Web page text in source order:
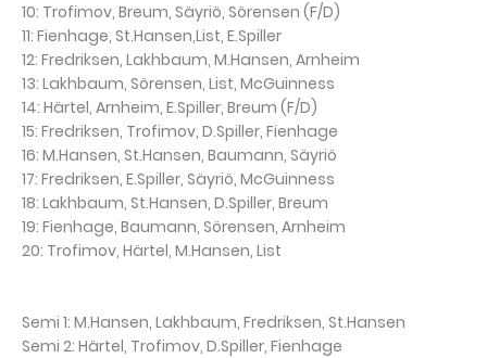
10: Trofimov, Breum, Säyriö, Sörensen (F/D)
11: Fienhage, St.Hansen,List, E.Spiller
12: Fredriksen, Lakhbaum, M.Hansen, Arnheim
13: Lakhbaum, Sörensen, List, McGuinness
14: Härtel, Arnheim, E.Spiller, Breum (F/D)
15: Fredriksen, Trofimov, D.Spiller, Fienhage
16: M.Hansen, St.Hansen, Baumann, Säyriö
17: Fredriksen, E.Spiller, Säyriö, McGuinness
18: Lakhbaum, St.Hansen, D.Spiller, Breum
19: Fienhage, Baumann, Sörensen, Arnheim
20: Trofimov, Härtel, M.Hansen, List
Semi 1: M.Hansen, Lakhbaum, Fredriksen, St.Hansen
Semi 2: Härtel, Trofimov, D.Spiller, Fienhage